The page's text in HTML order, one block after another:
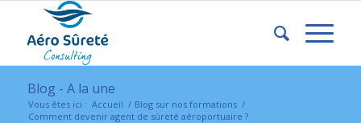
Blog - A la une
Vous êtes ici : Accueil / Blog sur nos formations /
Comment devenir agent de sûreté aéroportuaire ?